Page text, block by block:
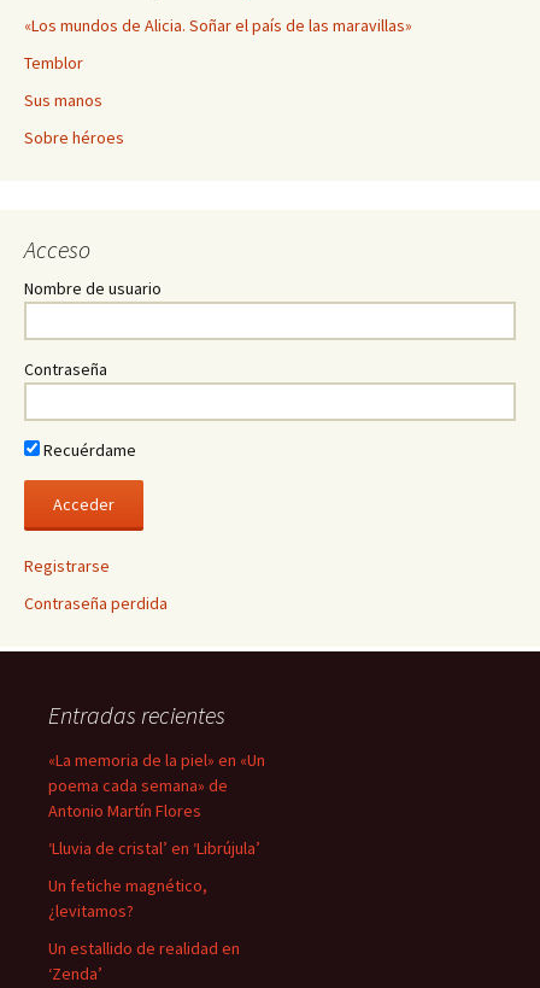
«Los mundos de Alicia. Soñar el país de las maravillas»
Temblor
Sus manos
Sobre héroes
Acceso
Nombre de usuario
Contraseña
Recuérdame
Registrarse
Contraseña perdida
Entradas recientes
«La memoria de la piel» en «Un
poema cada semana» de
Antonio Martín Flores
‘Lluvia de cristal’ en ‘Librújula’
Un fetiche magnético,
¿levitamos?
Un estallido de realidad en
‘Zenda’